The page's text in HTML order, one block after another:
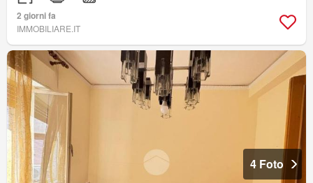
2 giorni fa
IMMOBILIARE.IT
4 Foto